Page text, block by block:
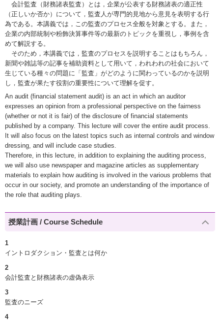
会計監査（財務諸表監査）とは，企業が公表する財務諸表の適正性
（正しいか否か）について，監査人が専門的見地から意見を表明する行
為である。本講義では，この監査のプロセス全般を対象とする。また，
企業の内部統制や粉飾決算事件等の最新のトピックを重視し，事例を含
めて解説する。
そのため，本講義では，監査のプロセスを説明することはもちろん，
新聞や雑誌等の記事を補助資料として用いて，われわれの社会において
生じている種々の問題に「監査」がどのように関わっているのかを説明
し，監査が果たす役割の重要性について理解を促す。
An audit (financial statement audit) is an act in which an auditor
expresses an opinion from a professional perspective on the fairness
(whether or not it is fair) of the disclosure of financial statements
published by a company. This lecture will cover the entire audit process.
It will also focus on the latest topics such as internal controls and window
dressing, and will include case studies.
Therefore, in this lecture, in addition to explaining the auditing process,
we will also use newspaper and magazine articles as supplementary
materials to explain how auditing is involved in the various problems that
occur in our society, and promote an understanding of the importance of
the role that auditing plays.
授業計画 / Course Schedule
1
イントロダクション・監査とは何か
2
会計監査と財務諸表の虚偽表示
3
監査のニーズ
4